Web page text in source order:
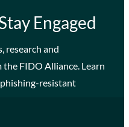
Engaged
research and
FIDO Alliance. Learn
resistant